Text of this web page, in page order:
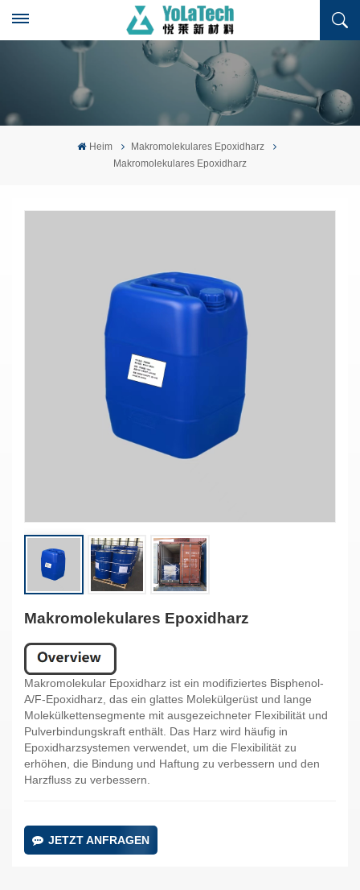
Heim
Makromolekulares Epoxidharz
Makromolekulares Epoxidharz
Makromolekulares Epoxidharz
Makromolekular Epoxidharz ist ein modifiziertes Bisphenol-
A/F-Epoxidharz, das ein glattes Molekülgerüst und lange
Molekülkettensegmente mit ausgezeichneter Flexibilität und
Pulverbindungskraft enthält. Das Harz wird häufig in
Epoxidharzsystemen verwendet, um die Flexibilität zu
erhöhen, die Bindung und Haftung zu verbessern und den
Harzfluss zu verbessern.
JETZT ANFRAGEN